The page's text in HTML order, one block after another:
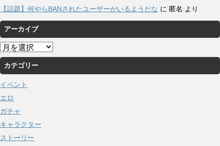
【話題】何やらBANされたユーザーがいるようだな に 匿名 より
アーカイブ
ア
ー
カ
イ
ブ
カテゴリー
イベント
エロ
ガチャ
キャラクター
ストーリー